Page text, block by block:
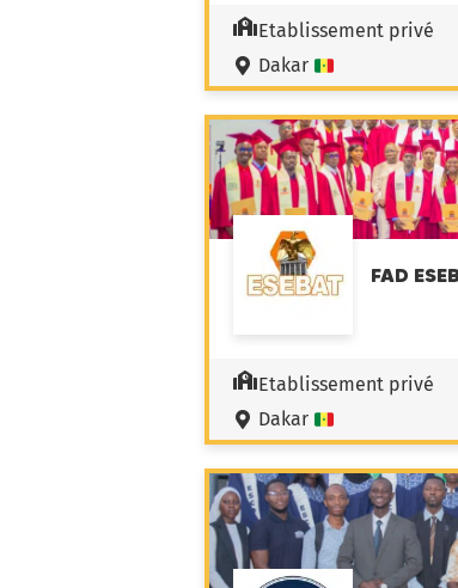
Etablissement privé
Dakar
FAD
Etablissement privé
Dakar